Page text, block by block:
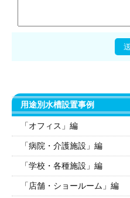
用途別水槽設置事例
「オフィス」編
「病院・介護施設」編
「学校・各種施設」編
「店舗・ショールーム」編